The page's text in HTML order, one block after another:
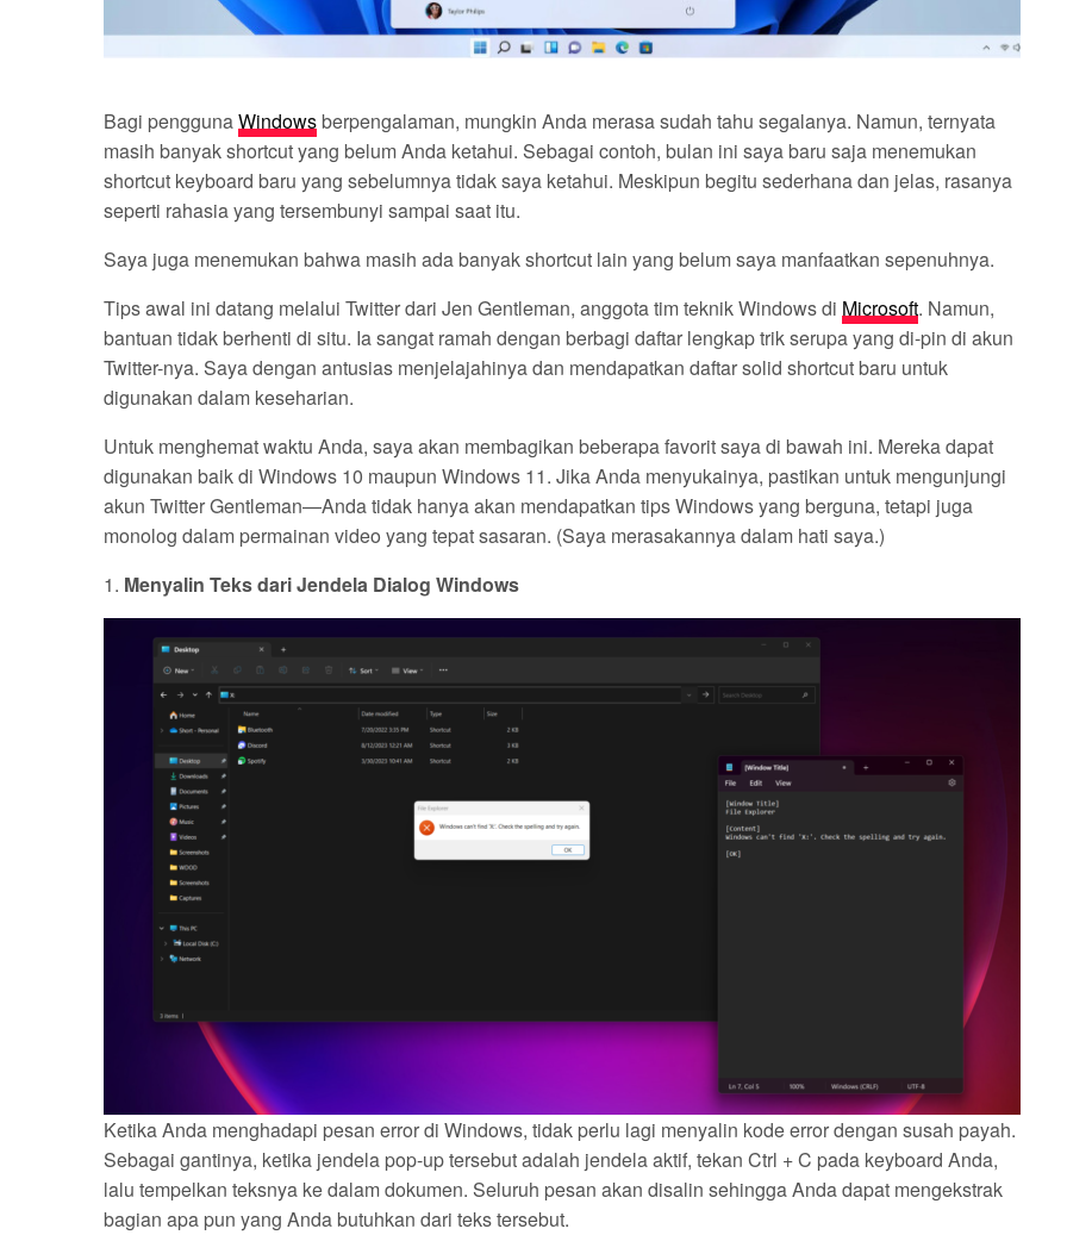
Bagi penggunaWindowsberpengalaman, mungkin Anda merasa sudah tahu segalanya. Namun, ternyata
masih banyak shortcut yang belum Anda ketahui. Sebagai contoh, bulan ini saya baru saja menemukan
shortcut keyboard baru yang sebelumnya tidak saya ketahui. Meskipun begitu sederhana dan jelas, rasanya
seperti rahasia yang tersembunyi sampai saat itu.
Saya juga menemukan bahwa masih ada banyak shortcut lain yang belum saya manfaatkan sepenuhnya.
Tips awal ini datang melalui Twitter dari Jen Gentleman, anggota tim teknik Windows di Microsoft. Namun,
bantuan tidak berhenti di situ. Ia sangat ramah dengan berbagi daftar lengkap trik serupa yang di-pin di akun
Twitter-nya. Saya dengan antusias menjelajahinya dan mendapatkan daftar solid shortcut baru untuk
digunakan dalam keseharian.
Untuk menghemat waktu Anda, saya akan membagikan beberapa favorit saya di bawah ini. Mereka dapat
digunakan baik di Windows 10 maupun Windows 11. Jika Anda menyukainya, pastikan untuk mengunjungi
akun Twitter Gentleman—Anda tidak hanya akan mendapatkan tips Windows yang berguna, tetapi juga
monolog dalam permainan video yang tepat sasaran. (Saya merasakannya dalam hati saya.)
1. Menyalin Teks dari Jendela Dialog Windows
Ketika Anda menghadapi pesan error di Windows, tidak perlu lagi menyalin kode error dengan susah payah.
Sebagai gantinya, ketika jendela pop-up tersebut adalah jendela aktif, tekan Ctrl + C pada keyboard Anda,
lalu tempelkan teksnya ke dalam dokumen. Seluruh pesan akan disalin sehingga Anda dapat mengekstrak
bagian apa pun yang Anda butuhkan dari teks tersebut.